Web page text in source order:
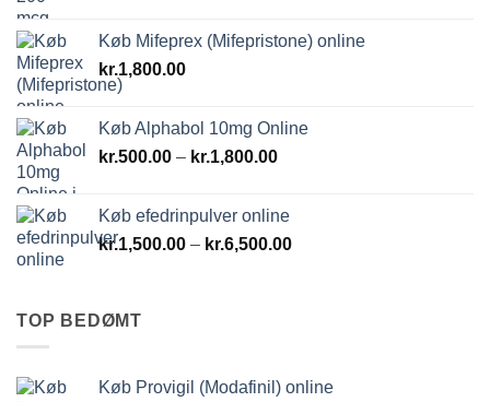
Køb Mifeprex (Mifepristone) online
kr.1,800.00
Køb Alphabol 10mg Online
kr.500.00 – kr.1,800.00Prisinterval:
kr.1,800.00
Køb efedrinpulver online
kr.1,500.00 – kr.6,500.00Prisinterval:
TOP BEDØMT
Køb Provigil (Modafinil) online